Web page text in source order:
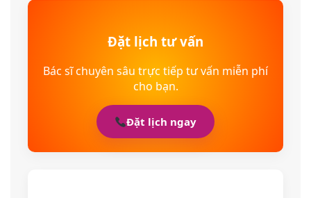
Đặt lịch tư vấn
Bác sĩ chuyên sâu trực tiếp tư vấn miễn phí
cho bạn.
Đặt lịch ngay